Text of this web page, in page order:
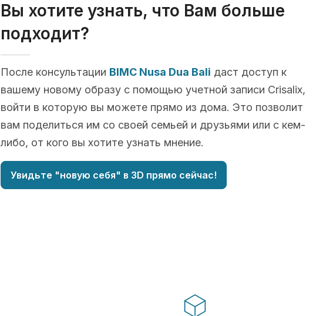
Вы хотите узнать, что Вам больше
подходит?
После консультации BIMC Nusa Dua Bali даст доступ к
вашему новому образу с помощью учетной записи Crisalix,
войти в которую вы можете прямо из дома. Это позволит
вам поделиться им со своей семьей и друзьями или с кем-
либо, от кого вы хотите узнать мнение.
Увидьте "новую себя" в 3D прямо сейчас!